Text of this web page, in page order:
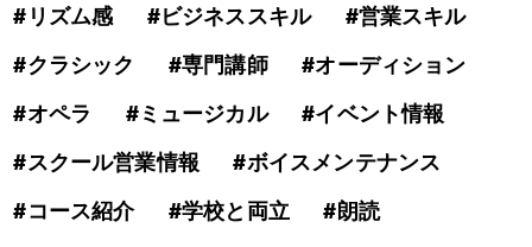
#リズム感 #ビジネススキル
#営業スキル
#クラシック
#専門講師
#オーディション
#オペラ
#ミュージカル
#イベント情報
#スクール営業情報
#ボイスメンテナンス
#コース紹介
#学校と両立
#朗読